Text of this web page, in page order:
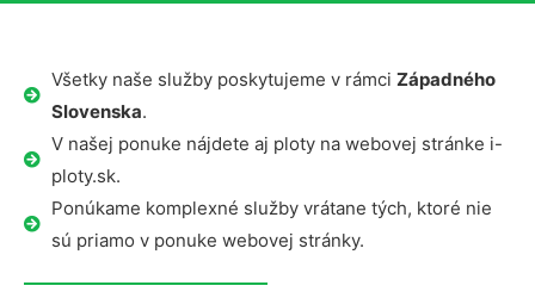
Všetky naše služby poskytujeme v rámci Západného
Slovenska.
V našej ponuke nájdete aj ploty na webovej stránke i-
ploty.sk.
Ponúkame komplexné služby vrátane tých, ktoré nie
sú priamo v ponuke webovej stránky.